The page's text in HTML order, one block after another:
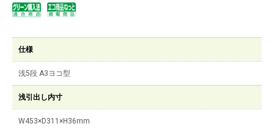
仕様
浅5段 A3ヨコ型
浅引出し内寸
W453×D311×H36mm